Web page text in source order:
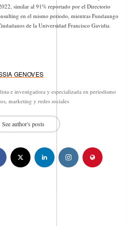
similar al 91% reportado por el Directorio
en el mismo periodo, mientras Fundaungo
de la Universidad Francisco Gavidia
GENOVES
e investigadora y especializada en periodismo
marketing y redes sociales
See author's posts